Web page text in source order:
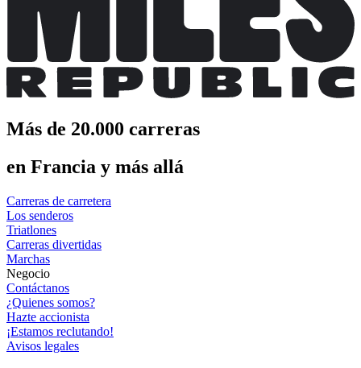
Más de 20.000 carreras
en Francia y más allá
Carreras de carretera
Los senderos
Triatlones
Carreras divertidas
Marchas
Negocio
Contáctanos
¿Quienes somos?
Hazte accionista
¡Estamos reclutando!
Avisos legales